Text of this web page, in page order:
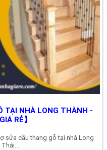
TẠI NHÀ LONG THÀNH -
RẺ】
sửa cầu thang gỗ tại nhà Long